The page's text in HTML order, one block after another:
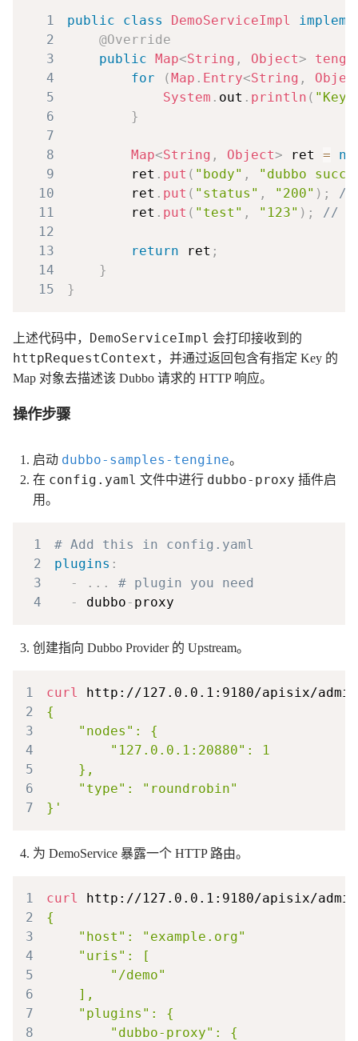
1 public class DemoServiceImpl
2
@Override
3
public Map<String , Object>
4
for (Map . Entry<String ,
5
System . out . println ( "Key
6
}
7
8
Map<String , Object> ret =
9
        ret
. put ( "body" ,
"dubbo
10
        ret
. put ( "status" , "200" ) ;
//
11
        ret
. put ( "test" , "123" ) ;
//
12
13
return ret ;
14
}
15
}
上述代码中， DemoServiceImpl 会打印接收到的
httpRequestContext ，并通过返回包含有指定 Key 的
Map 对象去描述该 Dubbo 请求的 HTTP 响应。
操作步骤
启动 dubbo-samples-tengine。
在 config.yaml 文件中进行 dubbo-proxy 插件启
用。
1
# Add this in config.yaml
2
plugins :
3
- ...
# plugin you need
4
- dubbo - proxy
创建指向 Dubbo Provider 的 Upstream。
1 curl
http://127.0.0.1:9180/apisix/
2
3
4
5
6
7
为 DemoService 暴露一个 HTTP 路由。
1 curl
http://127.0.0.1:9180/apisix/
2
3
4
5
6
7
8